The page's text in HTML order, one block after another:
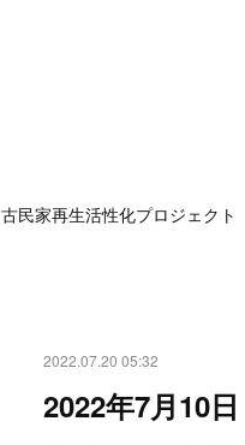
古民家再生活性化プロジェクト
2022.07.20 05:32
2022年7月